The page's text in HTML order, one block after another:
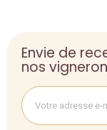
Envie de
nos